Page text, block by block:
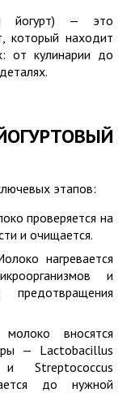
йогурт) — это
который находит
от кулинарии до
этапов:
проверяется на
и очищается.
нагревается
и
вносятся
— Lactobacillus
Streptococcus
до нужной